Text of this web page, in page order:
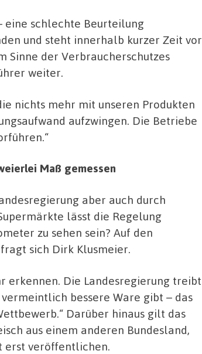
eine schlechte Beurteilung
und steht innerhalb kurzer Zeit vor
Sinne der Verbraucherschutzes
weiter.
nichts mehr mit unseren Produkten
aufzwingen. Die Betriebe
Maß gemessen
aber auch durch
lässt die Regelung
zu sehen sein? Auf den
sich Dirk Klusmeier.
erkennen. Die Landesregierung treibt
bessere Ware gibt – das
Darüber hinaus gilt das
aus einem anderen Bundesland,
erst veröffentlichen.